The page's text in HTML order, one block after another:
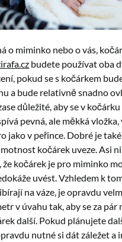
o miminko nebo o vás,
budete používat oba
pokud se s kočárkem
a bude relativně snadno
důležité, aby se v
pevná, ale měkká
jako v peřince. Dobré je
kočárek uveze. Asi
že kočárek je pro miminko
uvést. Vzhledem k
na váze, je opravdu
v úvahu tak, aby se za pár
další. Pokud plánujete
nutné si dát záležet a